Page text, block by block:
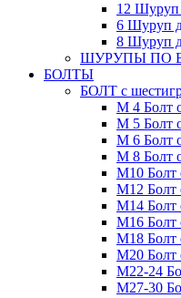
12 Шуруп
6 Шуруп
8 Шуруп
ШУРУПЫ ПО
БОЛТЫ
БОЛТ с
М 4 Болт
М 5 Болт
М 6 Болт
М 8 Болт
М10 Болт
М12 Болт
М14 Болт
М16 Болт
М18 Болт
М20 Болт
М22-24
М27-30